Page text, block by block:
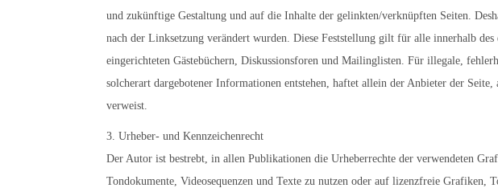
und zukünftige Gestaltung und auf die Inhalte der gelinkten/verknüpften Seiten.
nach der Linksetzung verändert wurden. Diese Feststellung gilt für alle innerhalb
eingerichteten Gästebüchern, Diskussionsforen und Mailinglisten. Für illegale,
solcherart dargebotener Informationen entstehen, haftet allein der Anbieter der
verweist.
3. Urheber- und Kennzeichenrecht
Der Autor ist bestrebt, in allen Publikationen die Urheberrechte der verwendeten
Tondokumente, Videosequenzen und Texte zu nutzen oder auf lizenzfreie Grafiken,